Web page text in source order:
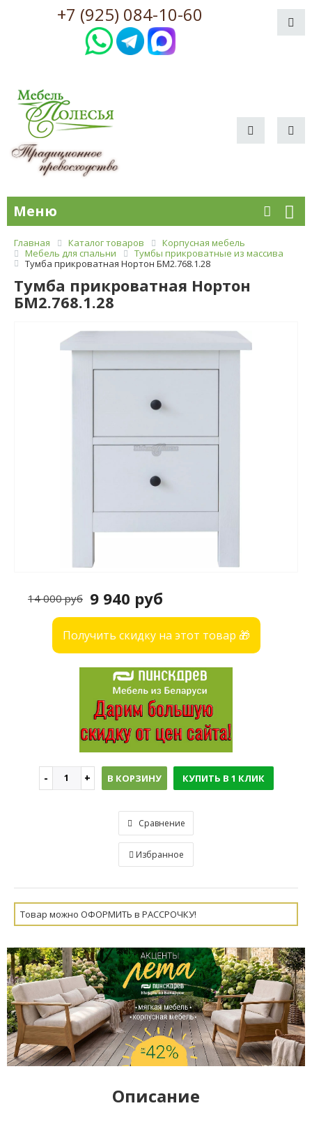
+7 (925) 084-10-60
Меню
Главная Каталог товаров
Корпусная мебель
Мебель для спальни
Тумбы прикроватные из массива
Тумба прикроватная Нортон БМ2.768.1.28
Тумба прикроватная Нортон
БМ2.768.1.28
9 940 руб
14 000 руб
Получить скидку на этот товар 🎁
В КОРЗИНУ КУПИТЬ В 1 КЛИК
Сравнение
Избранное
Товар можно ОФОРМИТЬ в РАССРОЧКУ!
Описание